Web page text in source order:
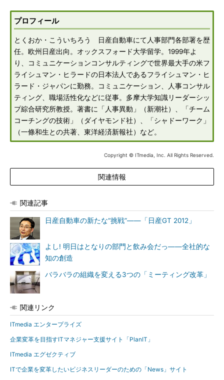
プロフィール
とくおか・こういちろう 日産自動車にて人事部門各部署を歴
任。欧州日産出向。オックスフォード大学留学。1999年よ
り、コミュニケーションコンサルティングで世界最大手の米フ
ライシュマン・ヒラードの日本法人であるフライシュマン・ヒ
ラード・ジャパンに勤務。コミュニケーション、人事コンサル
ティング、職場活性化などに従事。多摩大学知識リーダーシッ
プ綜合研究所教授。著書に「人事異動」（新潮社）、「チーム
コーチングの技術」（ダイヤモンド社）、「シャドーワーク」
（一條和生との共著、東洋経済新報社）など。
Copyright © ITmedia, Inc. All Rights Reserved.
関連情報
関連記事
日産自動車の新たな“挑戦”――「日産GT 2012」
よし! 明日はとなりの部門と飲み会だっ――全社的な
知の創造
バラバラの組織を変える3つの「ミーティング改革」
関連リンク
ITmedia エンタープライズ
企業変革を目指すITマネジャー支援サイト「PlanIT」
ITmedia エグゼクティブ
ITで企業を変革したいビジネスリーダーのための「News」サイト